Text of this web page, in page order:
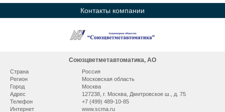
Контакты компании
Союзцветметавтоматика, АО
Страна
Россия
Регион
Московская область
Город
Москва
Адрес
127238, г. Москва, Дмитровское ш., д. 75
Телефон
+7 (499) 489-10-85
Интернет
www.scma.ru